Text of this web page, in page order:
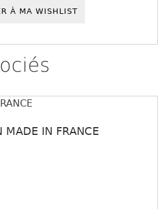
À MA WISHLIST
MADE IN FRANCE